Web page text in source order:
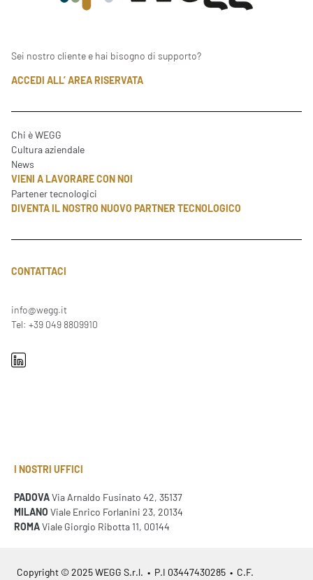
Sei nostro cliente e hai bisogno di supporto?
ACCEDI ALL’ AREA RISERVATA
Chi è WEGG
Cultura aziendale
News
VIENI A LAVORARE CON NOI
Partener tecnologici
DIVENTA IL NOSTRO NUOVO PARTNER TECNOLOGICO
CONTATTACI
info@wegg.it
Tel: +39 049 8809910
I NOSTRI UFFICI
PADOVAVia Arnaldo Fusinato 42, 35137
MILANO Viale Enrico Forlanini 23, 20134
ROMAViale Giorgio Ribotta 11, 00144
Copyright © 2025 WEGG S.r.l. • P.I 03447430285 • C.F.